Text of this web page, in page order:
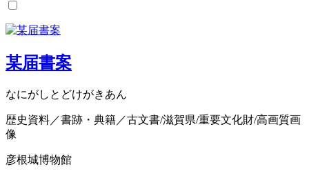
某届書案
なにがしとどけがきあん
歴史資料／書跡・典籍／古文書/滋賀県/重要文化財/高画質画
像
彦根城博物館